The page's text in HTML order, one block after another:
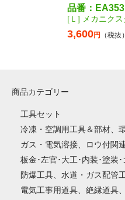
品番：
[Ｌ] メカニク
3,600円 （税抜）
商品カテゴリー
工具セット
冷凍・空調用工具＆部材、
ガス・電気溶接、ロウ付関
板金･左官･大工･内装･塗装
防爆工具、水道・ガス配管
電気工事用道具、絶縁道具